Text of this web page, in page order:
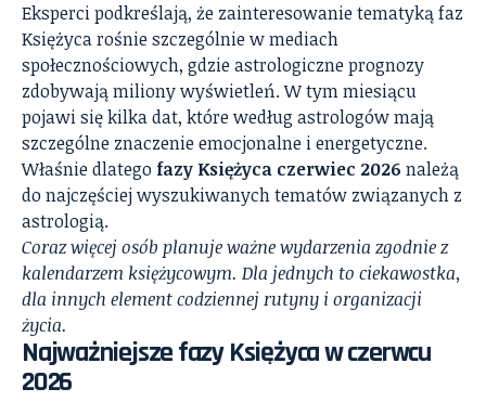
Eksperci podkreślają, że zainteresowanie tematyką faz
Księżyca rośnie szczególnie w mediach
społecznościowych, gdzie astrologiczne prognozy
zdobywają miliony wyświetleń. W tym miesiącu
pojawi się kilka dat, które według astrologów mają
szczególne znaczenie emocjonalne i energetyczne.
Właśnie dlatego fazy Księżyca czerwiec 2026 należą
do najczęściej wyszukiwanych tematów związanych z
astrologią.
Coraz więcej osób planuje ważne wydarzenia zgodnie z
kalendarzem księżycowym. Dla jednych to ciekawostka,
dla innych element codziennej rutyny i organizacji
życia.
Najważniejsze fazy Księżyca w czerwcu
2026